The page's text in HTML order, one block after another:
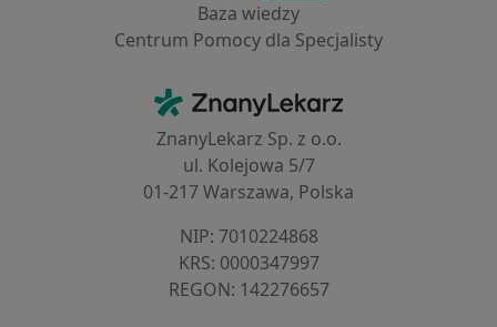
Baza wiedzy
Centrum Pomocy dla Specjalisty
ZnanyLekarz - Strona główna
ZnanyLekarz Sp. z o.o.
ul. Kolejowa 5/7
01-217 Warszawa, Polska
NIP: ⁠7010224868
KRS: ⁠0000347997
REGON: ⁠142276657